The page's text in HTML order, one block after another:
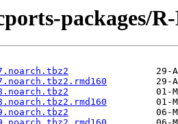
packages/